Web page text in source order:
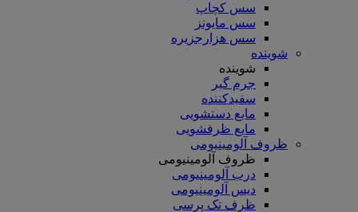
سس کچاپ
سس مایونز
سس هزارجزیره
شوینده
شوینده
جرم گیر
سفیدکننده
مایع دستشویی
مایع ظرفشویی
ظروف آلومینیومی
ظروف آلومینیومی
درب آلومینیومی
دیس آلومینیومی
ظرف تک پرسی